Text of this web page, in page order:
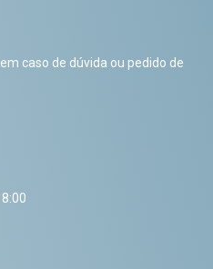
caso de dúvida ou pedido de